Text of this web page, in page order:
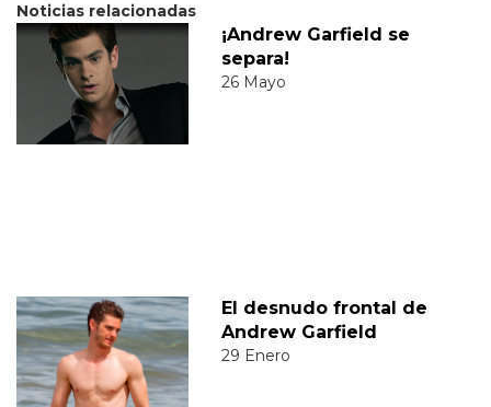
Noticias relacionadas
¡Andrew Garfield se
separa!
26 Mayo
El desnudo frontal de
Andrew Garfield
29 Enero